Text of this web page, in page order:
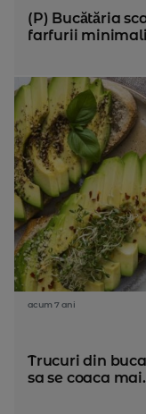
(P) Bucătăria
farfurii
acum 7 ani
Trucuri din
sa se coaca